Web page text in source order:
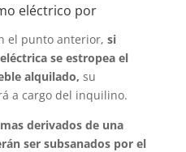
eléctrico por
el punto anterior, si
se estropea el
alquilado, su
a cargo del inquilino.
derivados de una
ser subsanados por el